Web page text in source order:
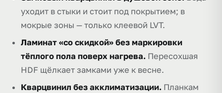
уходит в стыки и стоит под покрытием; в
мокрые зоны — только клеевой LVT.
Ламинат «со скидкой» без маркировки
тёплого пола поверх нагрева. Пересохшая
HDF щёлкает замками уже к весне.
Кварцвинил без акклиматизации. Планкам